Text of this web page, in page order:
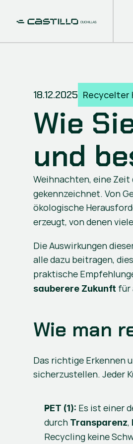
18.12.2025
Wie
und
Weihnachten, eine Zeit
gekennzeichnet. Von
ökologische
erzeugt, von denen
Die Auswirkungen
alle dazu beitragen,
praktische
sauberere Zukunft für
Wie man
Das richtige Erkennen
sicherzustellen. Jeder
PET (1): Es ist einer
durch Transparenz,
Recycling keine